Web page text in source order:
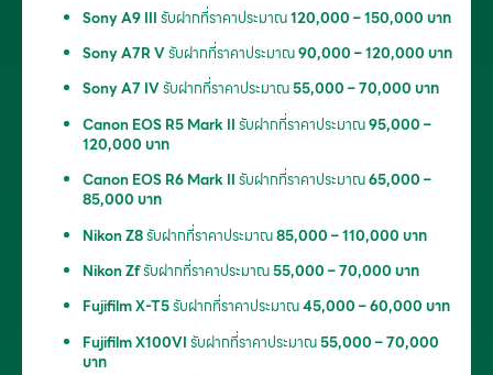
Sony A9 IIIรับฝากที่ราคาประมาณ120,000 – 150,000 บาท
Sony A7R Vรับฝากที่ราคาประมาณ90,000 – 120,000 บาท
Sony A7 IVรับฝากที่ราคาประมาณ55,000 – 70,000 บาท
Canon EOS R5 Mark IIรับฝากที่ราคาประมาณ95,000 –
120,000 บาท
Canon EOS R6 Mark IIรับฝากที่ราคาประมาณ65,000 –
85,000 บาท
Nikon Z8รับฝากที่ราคาประมาณ85,000 – 110,000 บาท
Nikon Zfรับฝากที่ราคาประมาณ55,000 – 70,000 บาท
Fujifilm X-T5รับฝากที่ราคาประมาณ45,000 – 60,000 บาท
Fujifilm X100VIรับฝากที่ราคาประมาณ55,000 – 70,000
บาท